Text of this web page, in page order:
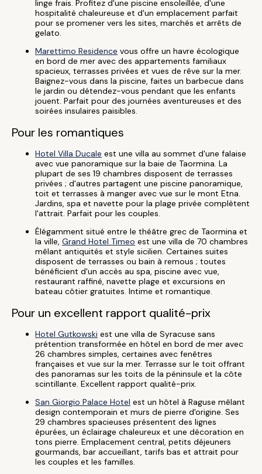
linge frais. Profitez d'une piscine ensoleillée, d'une
hospitalité chaleureuse et d'un emplacement parfait
pour se promener vers les sites, marchés et arrêts de
gelato.
Marettimo Residence vous offre un havre écologique
en bord de mer avec des appartements familiaux
spacieux, terrasses privées et vues de rêve sur la mer.
Baignez-vous dans la piscine, faites un barbecue dans
le jardin ou détendez-vous pendant que les enfants
jouent. Parfait pour des journées aventureuses et des
soirées insulaires paisibles.
Pour les romantiques
Hotel Villa Ducale est une villa au sommet d'une falaise
avec vue panoramique sur la baie de Taormina. La
plupart de ses 19 chambres disposent de terrasses
privées ; d'autres partagent une piscine panoramique,
toit et terrasses à manger avec vue sur le mont Etna.
Jardins, spa et navette pour la plage privée complètent
l'attrait. Parfait pour les couples.
Élégamment situé entre le théâtre grec de Taormina et
la ville, Grand Hotel Timeo est une villa de 70 chambres
mêlant antiquités et style sicilien. Certaines suites
disposent de terrasses ou bain à remous ; toutes
bénéficient d'un accès au spa, piscine avec vue,
restaurant raffiné, navette plage et excursions en
bateau côtier gratuites. Intime et romantique.
Pour un excellent rapport qualité-prix
Hotel Gutkowski est une villa de Syracuse sans
prétention transformée en hôtel en bord de mer avec
26 chambres simples, certaines avec fenêtres
françaises et vue sur la mer. Terrasse sur le toit offrant
des panoramas sur les toits de la péninsule et la côte
scintillante. Excellent rapport qualité-prix.
San Giorgio Palace Hotel est un hôtel à Raguse mêlant
design contemporain et murs de pierre d'origine. Ses
29 chambres spacieuses présentent des lignes
épurées, un éclairage chaleureux et une décoration en
tons pierre. Emplacement central, petits déjeuners
gourmands, bar accueillant, tarifs bas et attrait pour
les couples et les familles.